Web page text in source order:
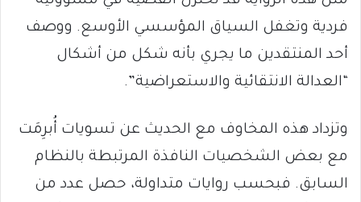
فردية وتغفل السياق المؤسسي الأوسع. ووصف
أحد المنتقدين ما يجري بأنه شكل من أشكال
“العدالة الانتقائية والاستعراضية”.
وتزداد هذه المخاوف مع الحديث عن تسويات أُبرِمَت
مع بعض الشخصيات النافذة المرتبطة بالنظام
السابق. فبحسب روايات متداولة، حصل عدد من